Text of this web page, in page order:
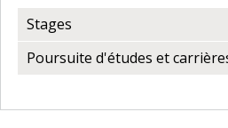
Stages
Poursuite d'études et